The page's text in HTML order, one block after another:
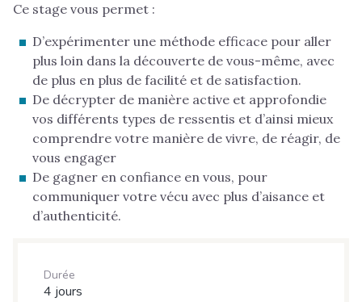
Ce stage vous permet :
D’expérimenter une méthode efficace pour aller
plus loin dans la découverte de vous-même, avec
de plus en plus de facilité et de satisfaction.
De décrypter de manière active et approfondie
vos différents types de ressentis et d’ainsi mieux
comprendre votre manière de vivre, de réagir, de
vous engager
De gagner en confiance en vous, pour
communiquer votre vécu avec plus d’aisance et
d’authenticité.
Durée
4 jours